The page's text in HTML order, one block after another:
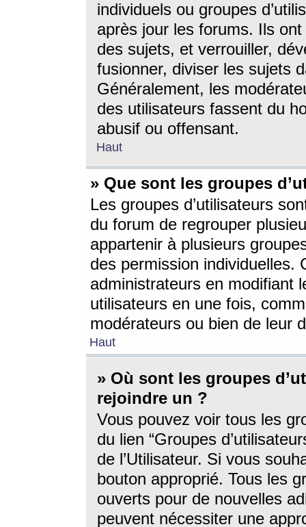
individuels ou groupes
après jour les forums. Ils ont
des sujets, et verrouiller,
fusionner, diviser les sujets
Généralement, les
des utilisateurs fassent du
abusif ou offensant.
Haut
» Que sont les groupes
Les groupes d’utilisateurs
du forum de regrouper
appartenir à plusieurs
des permission individuelles.
administrateurs en modifiant
utilisateurs en une fois,
modérateurs ou bien de leur
Haut
» Où sont les groupes
rejoindre un ?
Vous pouvez voir tous les
du lien “Groupes
de l’Utilisateur. Si vous
bouton approprié. Tous les
ouverts pour de nouvelles
peuvent nécessiter une